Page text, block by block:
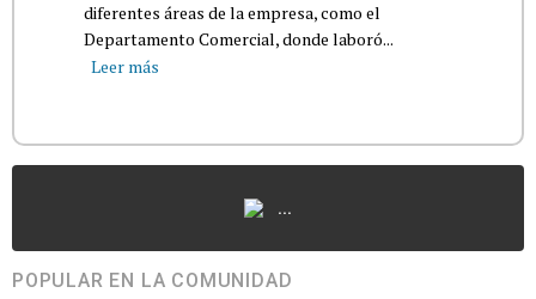
diferentes áreas de la empresa, como el
Departamento Comercial, donde laboró...
Leer más
...
POPULAR EN LA COMUNIDAD